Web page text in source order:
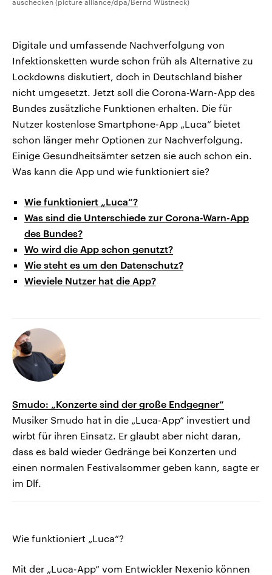
auschecken (picture alliance/dpa/Bernd Wüstneck)
Digitale und umfassende Nachverfolgung von
Infektionsketten wurde schon früh als Alternative zu
Lockdowns diskutiert, doch in Deutschland bisher
nicht umgesetzt. Jetzt soll die Corona-Warn-App des
Bundes zusätzliche Funktionen erhalten. Die für
Nutzer kostenlose Smartphone-App „Luca“ bietet
schon länger mehr Optionen zur Nachverfolgung.
Einige Gesundheitsämter setzen sie auch schon ein.
Was kann die App und wie funktioniert sie?
Wie funktioniert „Luca“?
Was sind die Unterschiede zur Corona-Warn-App
des Bundes?
Wo wird die App schon genutzt?
Wie steht es um den Datenschutz?
Wieviele Nutzer hat die App?
Smudo: „Konzerte sind der große Endgegner“
Musiker Smudo hat in die „Luca-App“ investiert und
wirbt für ihren Einsatz. Er glaubt aber nicht daran,
dass es bald wieder Gedränge bei Konzerten und
einen normalen Festivalsommer geben kann, sagte er
im Dlf.
Wie funktioniert „Luca“?
Mit der „Luca-App“ vom Entwickler Nexenio können